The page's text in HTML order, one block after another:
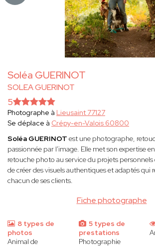
Soléa GUERINOT
SOLEA GUERINOT
Fiche photographe
5
Photographe à Lieusaint 77127
Se déplace à Crépy-en-Valois 60800
Soléa GUERINOT est une photographe,
passionnée par l'image. Elle met son expertise
retouche photo au service du projets
de créer des visuels authentiques et adaptés qui
chacun de ses clients.
8 types de
photos
Animal de
5 types de
prestations
Photographie